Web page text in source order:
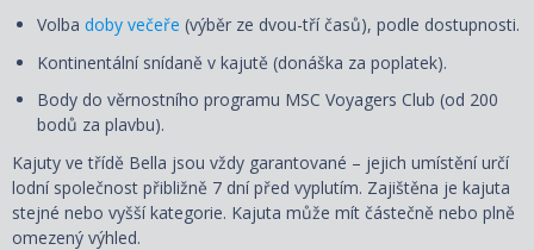
Volba doby večeře (výběr ze dvou-tří časů), podle dostupnosti.
Kontinentální snídaně v kajutě (donáška za poplatek).
Body do věrnostního programu MSC Voyagers Club (od 200
bodů za plavbu).
Kajuty ve třídě Bella jsou vždy garantované – jejich umístění určí
lodní společnost přibližně 7 dní před vyplutím. Zajištěna je kajuta
stejné nebo vyšší kategorie. Kajuta může mít částečně nebo plně
omezený výhled.